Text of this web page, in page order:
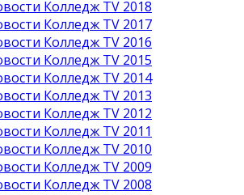
Колледж TV 2018
Колледж TV 2017
Колледж TV 2016
Колледж TV 2015
Колледж TV 2014
Колледж TV 2013
Колледж TV 2012
Колледж TV 2011
Колледж TV 2010
Колледж TV 2009
Колледж TV 2008